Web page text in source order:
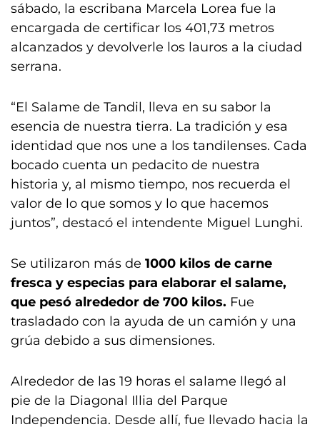
sábado, la escribana Marcela Lorea fue la
encargada de certificar los 401,73 metros
alcanzados y devolverle los lauros a la ciudad
serrana.
“El Salame de Tandil, lleva en su sabor la
esencia de nuestra tierra. La tradición y esa
identidad que nos une a los tandilenses. Cada
bocado cuenta un pedacito de nuestra
historia y, al mismo tiempo, nos recuerda el
valor de lo que somos y lo que hacemos
juntos”, destacó el intendente Miguel Lunghi.
Se utilizaron más de 1000 kilos de carne
fresca y especias para elaborar el salame,
que pesó alrededor de 700 kilos. Fue
trasladado con la ayuda de un camión y una
grúa debido a sus dimensiones.
Alrededor de las 19 horas el salame llegó al
pie de la Diagonal Illia del Parque
Independencia. Desde allí, fue llevado hacia la